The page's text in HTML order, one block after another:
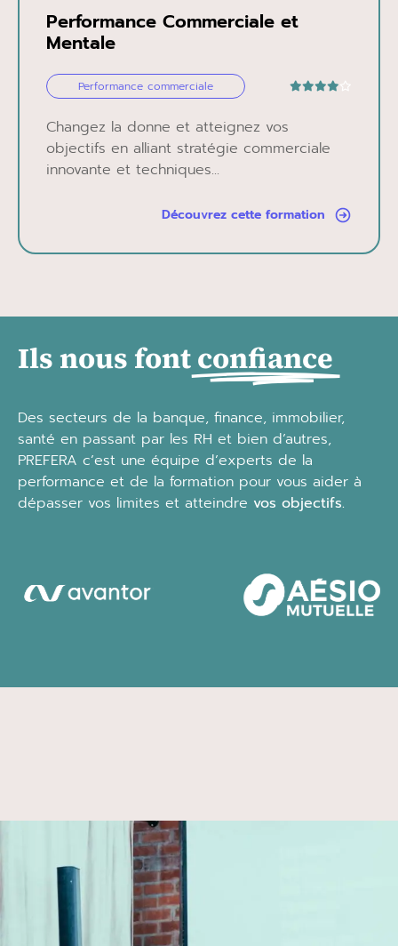
Performance Commerciale et
Mentale
Performance commerciale
Changez la donne et atteignez vos
objectifs en alliant stratégie commerciale
innovante et techniques...
Découvrez cette formation
Ils nous fontconfiance
Des secteurs de la banque, finance, immobilier,
santé en passant par les RH et bien d’autres,
PREFERA c’est une équipe d’experts de la
performance et de la formation pour vous aider à
dépasser vos limites et atteindre vos objectifs.